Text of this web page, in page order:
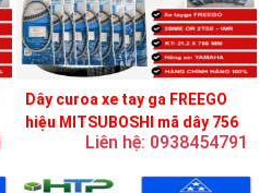
Dây curoa xe tay ga FREEGO
hiệu MITSUBOSHI mã dây 756
Liên hệ: 0938454791